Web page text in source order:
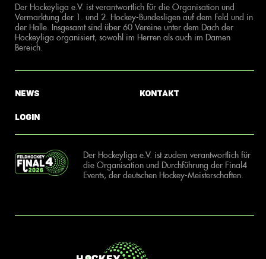
Der Hockeyliga e.V. ist verantwortlich für die Organisation und
Vermarktung der 1. und 2. Hockey-Bundesligen auf dem Feld und in
der Halle. Insgesamt sind über 60 Vereine unter dem Dach der
Hockeyliga organisiert, sowohl im Herren als auch im Damen
Bereich.
News
Login
Kontakt
Der Hockeyliga e.V. ist zudem verantwortlich für
die Organisation und Durchführung der Final4
Events, der deutschen Hockey-Meisterschaften.